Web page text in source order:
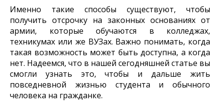
Именно такие способы существуют, чтобы
получить отсрочку на законных основаниях от
армии, которые обучаются в колледжах,
техникумах или же ВУЗах. Важно понимать, когда
такая возможность может быть доступна, а когда
нет. Надеемся, что в нашей сегодняшней статье вы
смогли узнать это, чтобы и дальше жить
повседневной жизнью студента и обычного
человека на гражданке.